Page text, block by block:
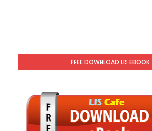
FREE DOWNLOAD LIS EBOOK